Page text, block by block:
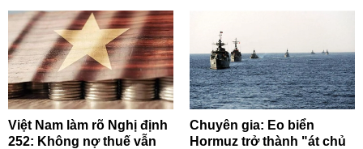
Việt Nam làm rõ Nghị định
252: Không nợ thuế vẫn
Chuyên gia: Eo biển
Hormuz trở thành "át chủ